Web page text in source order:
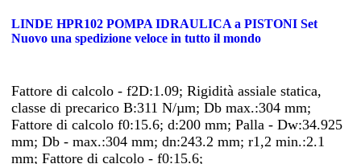
LINDE HPR102 POMPA IDRAULICA a PISTONI Set
Nuovo una spedizione veloce in tutto il mondo
Fattore di calcolo - f2D:1.09; Rigidità assiale statica,
classe di precarico B:311 N/µm; Db max.:304 mm;
Fattore di calcolo f0:15.6; d:200 mm; Palla - Dw:34.925
mm; Db - max.:304 mm; dn:243.2 mm; r1,2 min.:2.1
mm; Fattore di calcolo - f0:15.6;